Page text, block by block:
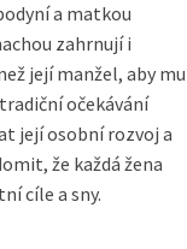
a matkou
zahrnují i
její manžel, aby mu
očekávání
její osobní rozvoj a
že každá žena
cíle a sny.